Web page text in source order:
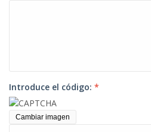
Introduce el código: *
Cambiar imagen